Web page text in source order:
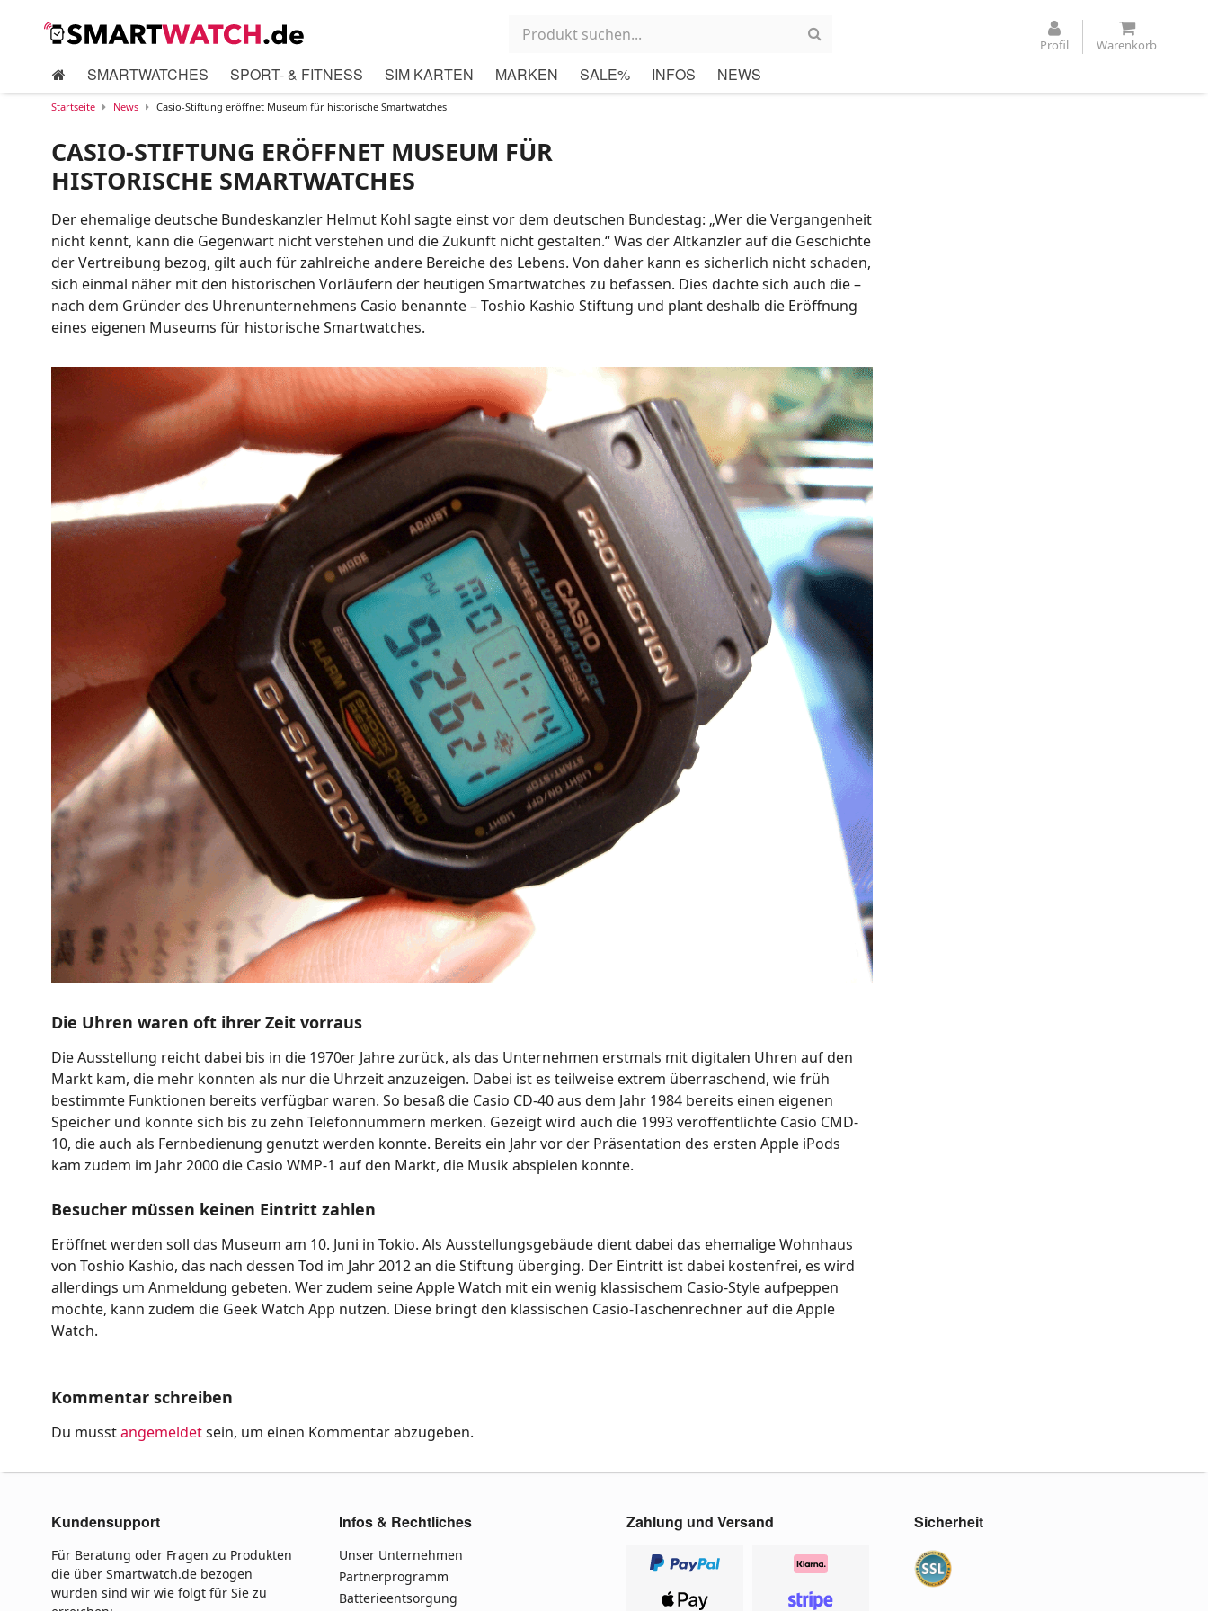
Profil Warenkorb
SMARTWATCHES SPORT- & FITNESS SIM KARTEN MARKEN SALE% INFOS NEWS
Startseite News Casio-Stiftung eröffnet Museum für historische Smartwatches
CASIO-STIFTUNG ERÖFFNET MUSEUM FÜR
HISTORISCHE SMARTWATCHES
Der ehemalige deutsche Bundeskanzler Helmut Kohl sagte einst vor dem deutschen Bundestag: „Wer die Vergangenheit
nicht kennt, kann die Gegenwart nicht verstehen und die Zukunft nicht gestalten.“ Was der Altkanzler auf die Geschichte
der Vertreibung bezog, gilt auch für zahlreiche andere Bereiche des Lebens. Von daher kann es sicherlich nicht schaden,
sich einmal näher mit den historischen Vorläufern der heutigen Smartwatches zu befassen. Dies dachte sich auch die –
nach dem Gründer des Uhrenunternehmens Casio benannte – Toshio Kashio Stiftung und plant deshalb die Eröffnung
eines eigenen Museums für historische Smartwatches.
Die Uhren waren oft ihrer Zeit vorraus
Die Ausstellung reicht dabei bis in die 1970er Jahre zurück, als das Unternehmen erstmals mit digitalen Uhren auf den
Markt kam, die mehr konnten als nur die Uhrzeit anzuzeigen. Dabei ist es teilweise extrem überraschend, wie früh
bestimmte Funktionen bereits verfügbar waren. So besaß die Casio CD-40 aus dem Jahr 1984 bereits einen eigenen
Speicher und konnte sich bis zu zehn Telefonnummern merken. Gezeigt wird auch die 1993 veröffentlichte Casio CMD-
10, die auch als Fernbedienung genutzt werden konnte. Bereits ein Jahr vor der Präsentation des ersten Apple iPods
kam zudem im Jahr 2000 die Casio WMP-1 auf den Markt, die Musik abspielen konnte.
Besucher müssen keinen Eintritt zahlen
Eröffnet werden soll das Museum am 10. Juni in Tokio. Als Ausstellungsgebäude dient dabei das ehemalige Wohnhaus
von Toshio Kashio, das nach dessen Tod im Jahr 2012 an die Stiftung überging. Der Eintritt ist dabei kostenfrei, es wird
allerdings um Anmeldung gebeten. Wer zudem seine Apple Watch mit ein wenig klassischem Casio-Style aufpeppen
möchte, kann zudem die Geek Watch App nutzen. Diese bringt den klassischen Casio-Taschenrechner auf die Apple
Watch.
Kommentar schreiben
Du musstangemeldetsein, um einen Kommentar abzugeben.
Kundensupport
Für Beratung oder Fragen zu Produkten
die über Smartwatch.de bezogen
wurden sind wir wie folgt für Sie zu
Infos & Rechtliches
Unser Unternehmen
Partnerprogramm
Batterieentsorgung
Zahlung und Versand Sicherheit